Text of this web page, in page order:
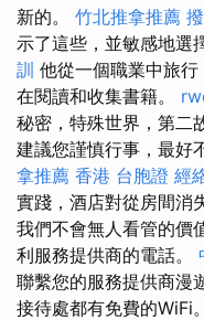
新的。 竹北推拿推薦
示了這些，並敏感地選
訓 他從一個職業中旅
在閱讀和收集書籍。
秘密，特殊世界，第二
建議您謹慎行事，最好
拿推薦 香港 台胞證 經
實踐，酒店對從房間消
我們不會無人看管的價
利服務提供商的電話。
聯繫您的服務提供商漫
接待處都有免費的WiFi